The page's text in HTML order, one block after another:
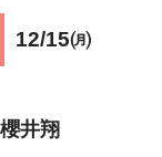
12/15㈪
櫻井翔